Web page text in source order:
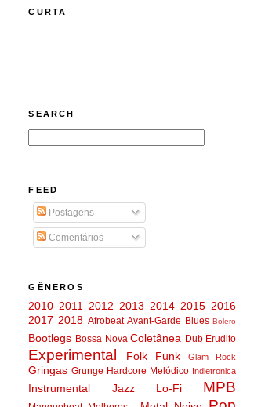
CURTA
SEARCH
FEED
Postagens
Comentários
GÊNEROS
2010 2011 2012 2013 2014 2015 2016
2017 2018 Afrobeat Avant-Garde Blues Bolero
Bootlegs Bossa Nova Coletânea Dub Erudito
Experimental Folk Funk Glam Rock
Gringas Grunge Hardcore Melódico Indietronica
Instrumental Jazz Lo-Fi MPB